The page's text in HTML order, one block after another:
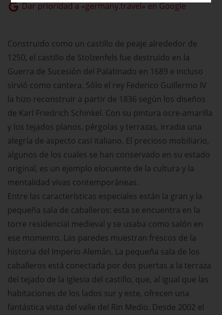
Dar prioridad a «germany.travel» en Google
Construido como un castillo de peaje alrededor de
1250, el castillo de Stolzenfels fue destruido en la
Guerra de Sucesión del Palatinado en 1689 e incluso
sirvió como cantera. Sólo el rey Federico Guillermo IV
la hizo reconstruir a partir de 1836 según los diseños
de Karl Friedrich Schinkel. Con su pintura ocre-amarilla
y los tejados planos, pérgolas y terrazas, irradia una
alegría de aspecto casi italiano. El precioso mobiliario,
algunos de los cuales se han conservado en su estado
original, es un ejemplo elocuente de la cultura y la
mentalidad vivas contemporáneas.
Entre las características especiales están la gran y la
pequeña sala de caballeros: esta se encuentra en la
torre residencial medieval y se usaba como salón en
ese momento. Las paredes muestran frescos de la
historia del Imperio Alemán. La pequeña sala de los
caballeros está conectada por dos puertas a la terraza
del tejado de la iglesia del castillo, que, al igual que las
habitaciones de los lados sur y este, ofrecen una
fantástica vista del valle del Rin Medio. Desde 2002 el